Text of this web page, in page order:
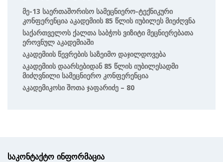
Მე-13 Საერთაშორისო Სამეცნიერო-Ტექნიკური
Კონფერენცია Აკადემიის 85 Წლის Იუბილეს Მიეძღვნა
Საქართველოს Ქალთა Საბჭოს Ვიზიტი Მეცნიერებათა
Ეროვნულ Აკადემიაში
Აკადემიის Წევრების Საზეიმო Დაჯილდოვება
Აკადემიის Დაარსებიდან 85 Წლის Იუბილესადმი
Მიძღვნილი Სამეცნიერო Კონფერენცია
Აკადემიკოსი Შოთა Ჯაფარიძე – 80
საკონტაქტო ინფორმაცია